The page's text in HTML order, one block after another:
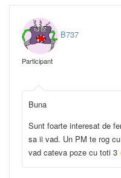
B737
Participant
Buna
Sunt foarte interesat de
sa ii vad. Un PM te rog
vad cateva poze cu toti 3